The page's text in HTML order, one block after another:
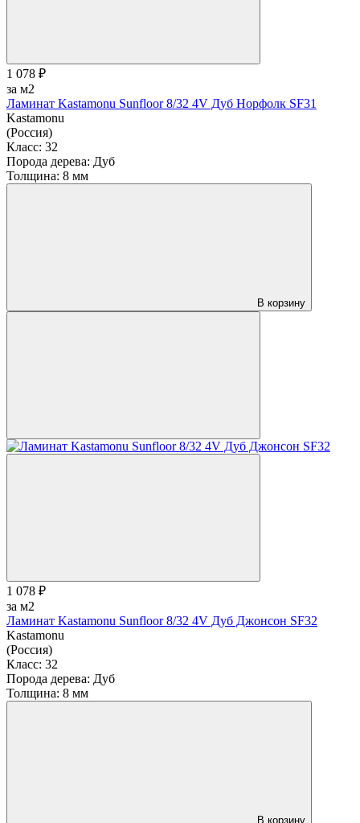
1 078 ₽
за м2
Ламинат Kastamonu Sunfloor 8/32 4V Дуб Норфолк SF31
Kastamonu
(Россия)
Класс: 32
Порода дерева: Дуб
Толщина: 8 мм
В корзину
1 078 ₽
за м2
Ламинат Kastamonu Sunfloor 8/32 4V Дуб Джонсон SF32
Kastamonu
(Россия)
Класс: 32
Порода дерева: Дуб
Толщина: 8 мм
В корзину